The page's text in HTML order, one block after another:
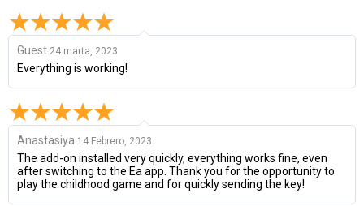
Guest 24 marta, 2023
Everything is working!
Anastasiya 14 Febrero, 2023
The add-on installed very quickly, everything works fine, even
after switching to the Ea app. Thank you for the opportunity to
play the childhood game and for quickly sending the key!